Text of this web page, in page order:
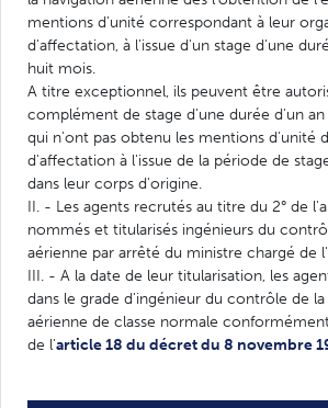
mentions d'unité correspondant à leur
d'affectation, à l'issue d'un stage d'une
huit mois.
A titre exceptionnel, ils peuvent être
complément de stage d'une durée d'un
qui n'ont pas obtenu les mentions d'unité
d'affectation à l'issue de la période de
dans leur corps d'origine.
II. - Les agents recrutés au titre du 2° de
nommés et titularisés ingénieurs du
aérienne par arrêté du ministre chargé de
III. - A la date de leur titularisation, les
dans le grade d'ingénieur du contrôle de
aérienne de classe normale
de l'article 18 du décret du 8 novembre